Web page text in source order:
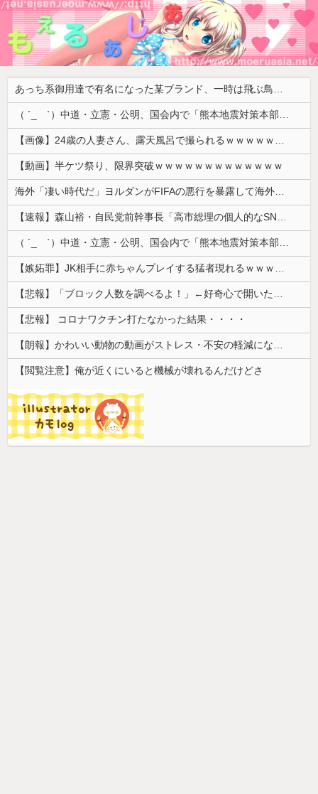
あっち系御用達で有名になった某ブランド、一時は飛ぶ鳥を落とす勢いだったが今期の業績は……
（ ´_ゝ`）中道・立憲・公明、国会内で「熊本地震対策本部会議」各省庁からヒアリング・現地から意見聴取「パーティション、人手、宿泊施設の不足や、外国人実習生の方々にも対応してほしい」今日の午後、政府に要望書を提出
【画像】24歳の人妻さん、露天風呂で撮られるｗｗｗｗｗｗｗｗｗｗｗｗｗｗｗｗｗ
【動画】半ケツ祭り、限界突破ｗｗｗｗｗｗｗｗｗｗｗｗｗ
海外「凄い時代だ」ヨルダンがFIFAの悪行を暴露して海外大騒ぎ！（海外の反応）
【速報】森山裕・自民党前幹事長「高市総理の個人的なSNS投稿が習近平主席を怒らせた」
（ ´_ゝ`）中道・立憲・公明、国会内で「熊本地震対策本部会議」各省庁からヒアリング・現地から意見聴取「パーティション、人手、宿泊施設の不足や、...
【嫉妬罪】JK相手に赤ちゃんプレイする猛者現れるｗｗｗｗｗ
【悲報】「ブロック人数を調べるよ！」←好奇心で開いたら終わるサイトだった【HotTweets】
【悲報】 コロナワクチン打たなかった結果・・・・
【朗報】かわいい動物の動画がストレス・不安の軽減になる可能性。英大学の研究で実証
【閲覧注意】俺が近くにいると機械が壊れるんだけどさ